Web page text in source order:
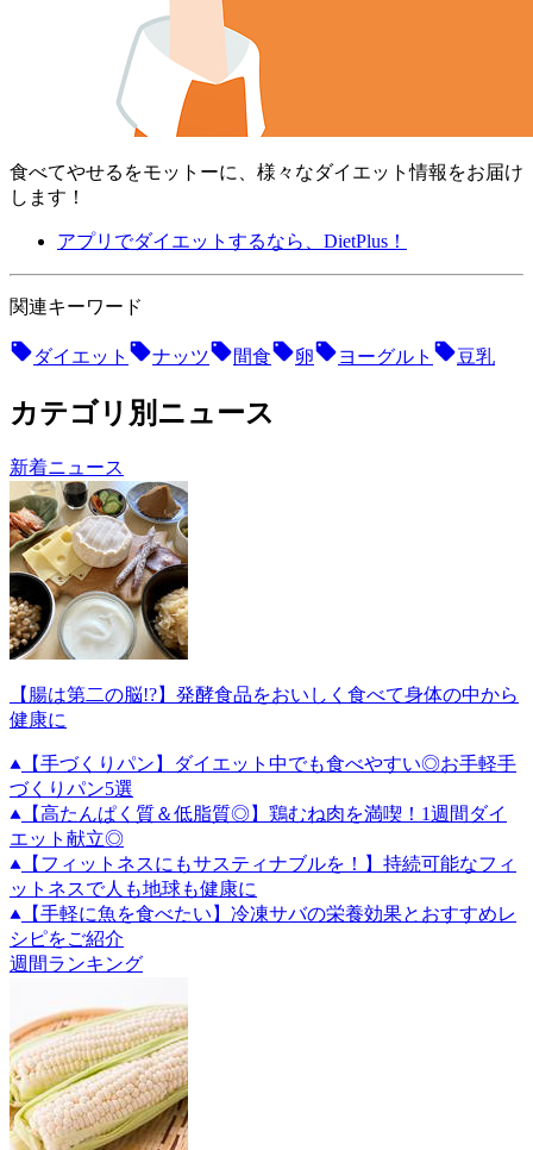
食べてやせるをモットーに、様々なダイエット情報をお届け
します！
アプリでダイエットするなら、DietPlus！
関連キーワード
ダイエット ナッツ 間食 卵 ヨーグルト 豆乳
カテゴリ別ニュース
新着ニュース
【腸は第二の脳!?】発酵食品をおいしく食べて身体の中から
健康に
【手づくりパン】ダイエット中でも食べやすい◎お手軽手
づくりパン5選
【高たんぱく質＆低脂質◎】鶏むね肉を満喫！1週間ダイ
エット献立◎
【フィットネスにもサスティナブルを！】持続可能なフィ
ットネスで人も地球も健康に
【手軽に魚を食べたい】冷凍サバの栄養効果とおすすめレ
シピをご紹介
週間ランキング